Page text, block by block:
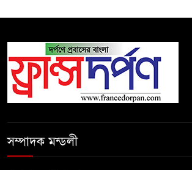
সম্পাদক মন্ডলী